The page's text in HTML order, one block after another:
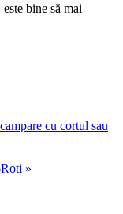
bine să mai
cu cortul sau
»